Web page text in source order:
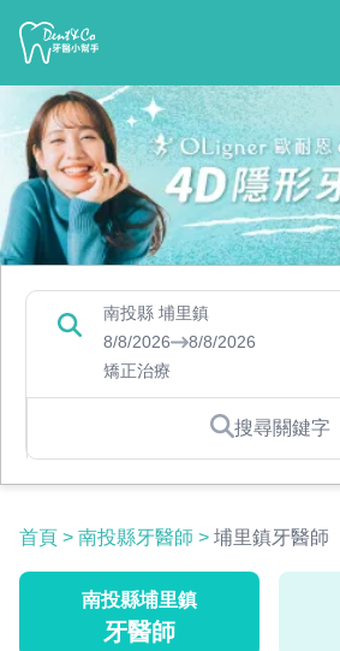
南投縣 埔里鎮
8/8/2026
8/8/2026
矯正治療
搜尋關鍵字
首頁 > 南投縣牙醫師 > 埔里鎮牙醫師
南投縣埔里鎮
牙醫師